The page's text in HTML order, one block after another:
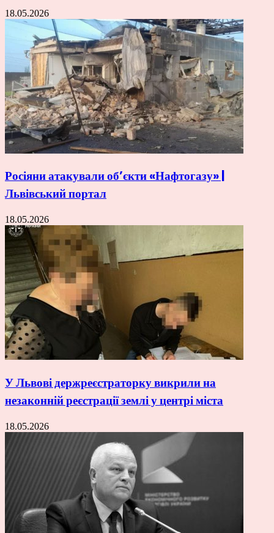
18.05.2026
Росіяни атакували об’єкти «Нафтогазу» |
Львівський портал
18.05.2026
У Львові держреєстраторку викрили на
незаконній реєстрації землі у центрі міста
18.05.2026